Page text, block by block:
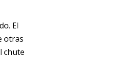
El
otras
chute